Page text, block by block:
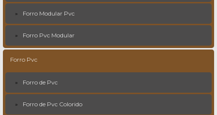
Forro Modular Pvc
Forro Pvc Modular
Forro Pvc
Forro de Pvc
Forro de Pvc Colorido